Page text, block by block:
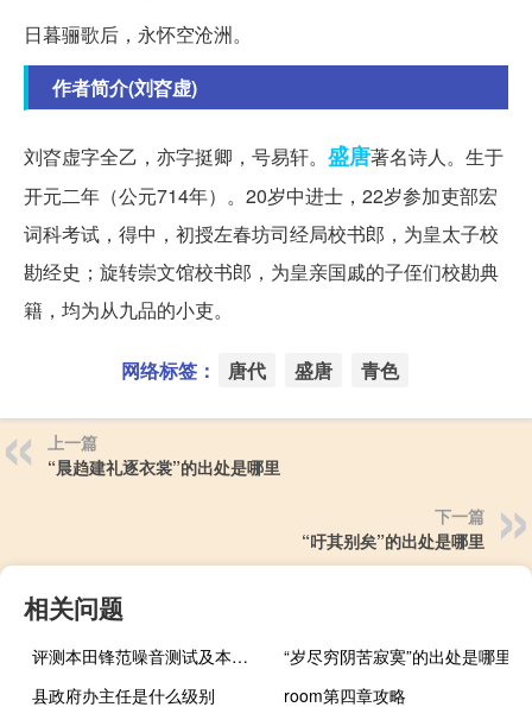
日暮骊歌后，永怀空沧洲。
作者简介(刘昚虚)
刘昚虚字全乙，亦字挺卿，号易轩。 盛唐著名诗人。生于
开元二年（公元714年）。20岁中进士，22岁参加吏部宏
词科考试，得中，初授左春坊司经局校书郎，为皇太子校
勘经史；旋转崇文馆校书郎，为皇亲国戚的子侄们校勘典
籍，均为从九品的小吏。
网络标签： 唐代 盛唐 青色
上一篇
“晨趋建礼逐衣裳”的出处是哪里
下一篇
“吁其别矣”的出处是哪里
相关问题
评测本田锋范噪音测试及本田锋范有天窗吗
“岁尽穷阴苦寂寞”的出处是哪里
县政府办主任是什么级别
room第四章攻略